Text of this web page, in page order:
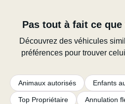
Pas tout à fait ce
Découvrez des véhicules
préférences pour trouver
Animaux autorisés Enfants
Top Propriétaire Annulation